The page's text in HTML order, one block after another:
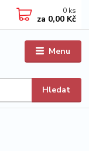
Menu
Hledat
0 ks
za 0,00 Kč